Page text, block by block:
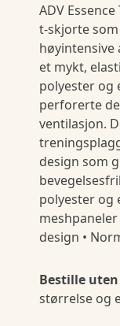
ADV
t-skjorte
høyintensive
et mykt,
polyester og
perforerte
ventilasjon.
design som
polyester og
design •
Bestille
størrelse og